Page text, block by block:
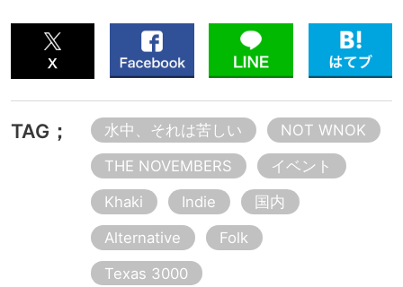
TAG； 水中、それは苦しい
NOT WNOK
THE NOVEMBERS
イベント
Khaki
Indie
国内
Alternative
Folk
Texas 3000